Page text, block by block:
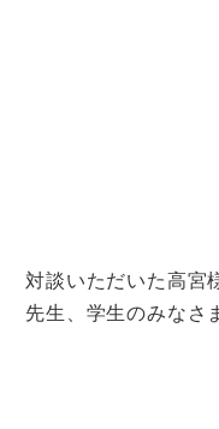
対談いただいた高宮
先生、学生のみなさ